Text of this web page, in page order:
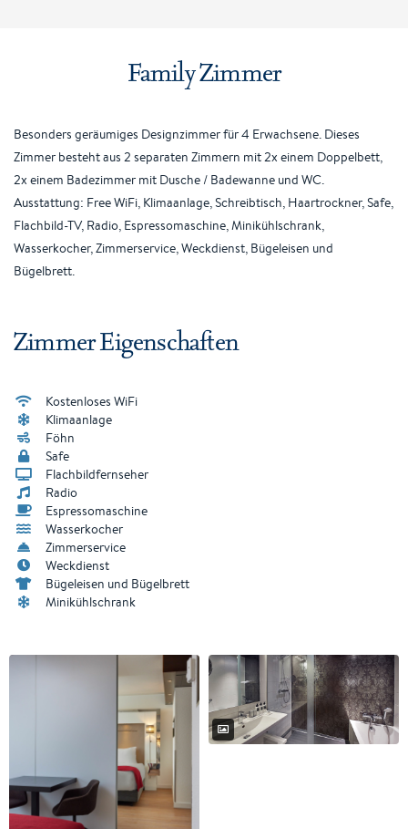
Family Zimmer
Besonders geräumiges Designzimmer für 4 Erwachsene. Dieses
Zimmer besteht aus 2 separaten Zimmern mit 2x einem Doppelbett,
2x einem Badezimmer mit Dusche / Badewanne und WC.
Ausstattung: Free WiFi, Klimaanlage, Schreibtisch, Haartrockner, Safe,
Flachbild-TV, Radio, Espressomaschine, Minikühlschrank,
Wasserkocher, Zimmerservice, Weckdienst, Bügeleisen und
Bügelbrett.
Zimmer Eigenschaften
Kostenloses WiFi
Klimaanlage
Föhn
Safe
Flachbildfernseher
Radio
Espressomaschine
Wasserkocher
Zimmerservice
Weckdienst
Bügeleisen und Bügelbrett
Minikühlschrank